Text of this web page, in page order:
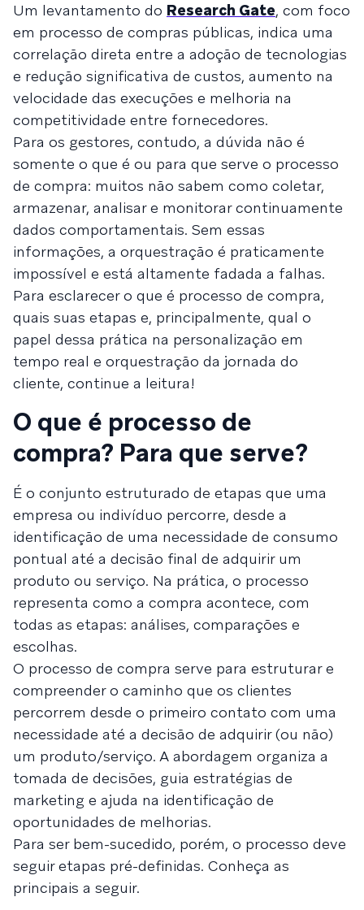
Um levantamento do Research Gate, com foco
em processo de compras públicas, indica uma
correlação direta entre a adoção de tecnologias
e redução significativa de custos, aumento na
velocidade das execuções e melhoria na
competitividade entre fornecedores.
Para os gestores, contudo, a dúvida não é
somente o que é ou para que serve o processo
de compra: muitos não sabem como coletar,
armazenar, analisar e monitorar continuamente
dados comportamentais. Sem essas
informações, a orquestração é praticamente
impossível e está altamente fadada a falhas.
Para esclarecer o que é processo de compra,
quais suas etapas e, principalmente, qual o
papel dessa prática na personalização em
tempo real e orquestração da jornada do
cliente, continue a leitura!
O que é processo de
compra? Para que serve?
É o conjunto estruturado de etapas que uma
empresa ou indivíduo percorre, desde a
identificação de uma necessidade de consumo
pontual até a decisão final de adquirir um
produto ou serviço. Na prática, o processo
representa como a compra acontece, com
todas as etapas: análises, comparações e
escolhas.
O processo de compra serve para estruturar e
compreender o caminho que os clientes
percorrem desde o primeiro contato com uma
necessidade até a decisão de adquirir (ou não)
um produto/serviço. A abordagem organiza a
tomada de decisões, guia estratégias de
marketing e ajuda na identificação de
oportunidades de melhorias.
Para ser bem-sucedido, porém, o processo deve
seguir etapas pré-definidas. Conheça as
principais a seguir.